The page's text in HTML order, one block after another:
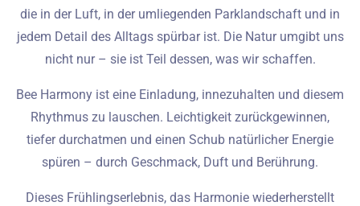
die in der Luft, in der umliegenden Parklandschaft und in
jedem Detail des Alltags spürbar ist. Die Natur umgibt uns
nicht nur – sie ist Teil dessen, was wir schaffen.
Bee Harmony ist eine Einladung, innezuhalten und diesem
Rhythmus zu lauschen. Leichtigkeit zurückgewinnen,
tiefer durchatmen und einen Schub natürlicher Energie
spüren – durch Geschmack, Duft und Berührung.
Dieses Frühlingserlebnis, das Harmonie wiederherstellt